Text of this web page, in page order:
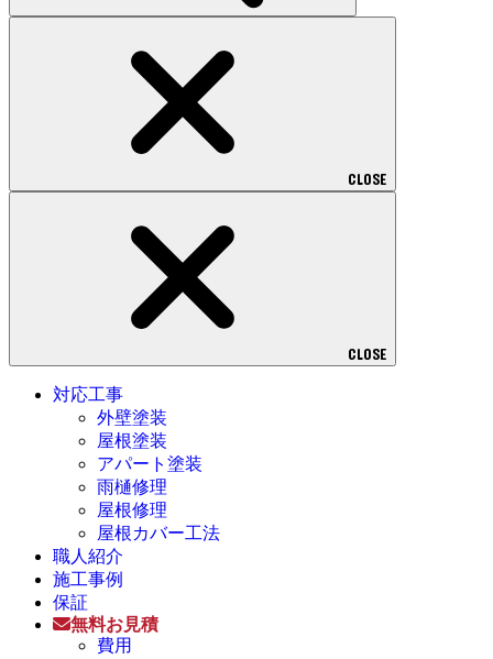
CLOSE
CLOSE
対応工事
外壁塗装
屋根塗装
アパート塗装
雨樋修理
屋根修理
屋根カバー工法
職人紹介
施工事例
保証
無料お見積
費用